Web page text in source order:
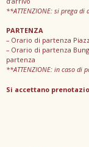
**ATTENZIONE: si prega di
PARTENZA
– Orario di partenza
– Orario di partenza
partenza
**ATTENZIONE: in caso di
Si accettano